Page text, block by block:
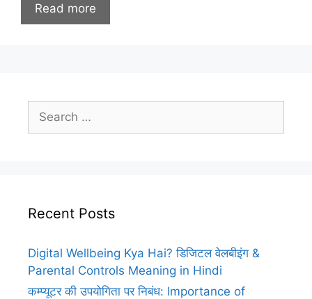
Read more
for:
Recent Posts
Digital Wellbeing Kya Hai? डिजिटल वेलबीइंग &
Parental Controls Meaning in Hindi
कम्प्यूटर की उपयोगिता पर निबंध: Importance of